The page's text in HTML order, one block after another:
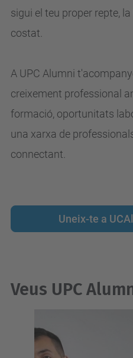
Accepta
sigui el teu proper repte,
costat.
A UPC Alumni
creixement professional
formació, oportunitats
una xarxa de
connectant.
Uneix-te a
Veus UPC